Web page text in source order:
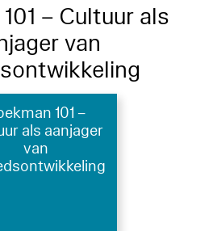
– Cultuur als
van
101 –
als aanjager
van